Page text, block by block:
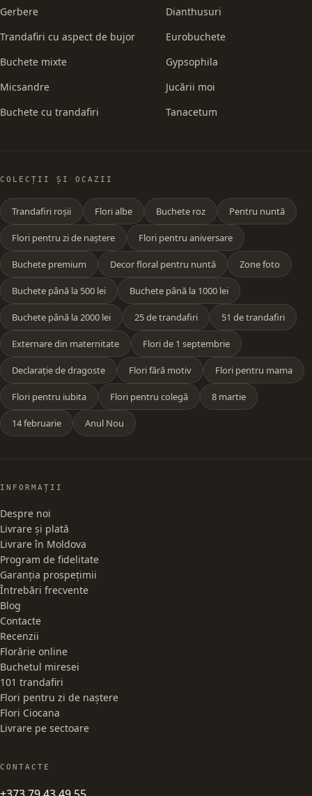
Gerbere
Trandafiri cu aspect de bujor
Buchete mixte
Micsandre
Buchete cu trandafiri
Dianthusuri
Eurobuchete
Gypsophila
Jucării moi
Tanacetum
COLECȚII ȘI OCAZII
Trandafiri roșii Flori albe Buchete roz Pentru nuntă
Flori pentru zi de naștere Flori pentru aniversare
Buchete premium Decor floral pentru nuntă Zone foto
Buchete până la 500 lei Buchete până la 1000 lei
Buchete până la 2000 lei 25 de trandafiri 51 de trandafiri
Externare din maternitate Flori de 1 septembrie
Declarație de dragoste Flori fără motiv Flori pentru mama
Flori pentru iubita Flori pentru colegă 8 martie
14 februarie Anul Nou
INFORMAȚII
Despre noi
Livrare și plată
Livrare în Moldova
Program de fidelitate
Garanția prospețimii
Întrebări frecvente
Blog
Contacte
Recenzii
Florărie online
Buchetul miresei
101 trandafiri
Flori pentru zi de naștere
Flori Ciocana
Livrare pe sectoare
CONTACTE